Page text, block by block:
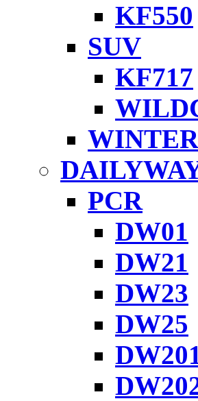
KF550
SUV
KF717
PCR
DW01
DW21
DW23
DW25